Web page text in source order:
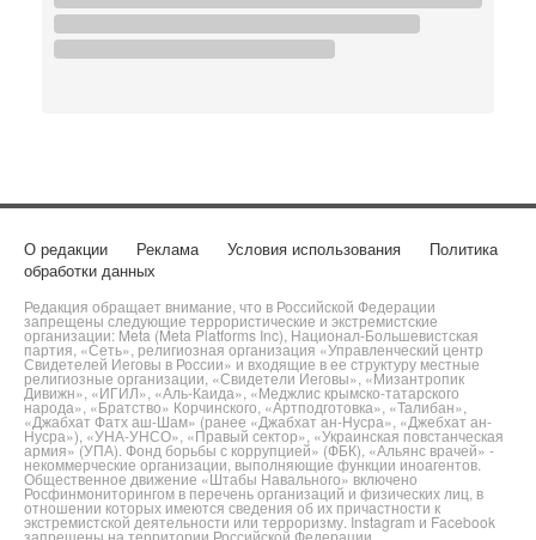
О редакции Реклама Условия использования
Политика
обработки данных
Редакция обращает внимание, что в Российской Федерации
запрещены следующие террористические и экстремистские
организации: Meta (Meta Platforms Inc), Национал-Большевистская
партия, «Сеть», религиозная организация «Управленческий центр
Свидетелей Иеговы в России» и входящие в ее структуру местные
религиозные организации, «Свидетели Иеговы», «Мизантропик
Дивижн», «ИГИЛ», «Аль-Каида», «Меджлис крымско-татарского
народа», «Братство» Корчинского, «Артподготовка», «Талибан»,
«Джабхат Фатх аш-Шам» (ранее «Джабхат ан-Нусра», «Джебхат ан-
Нусра»), «УНА-УНСО», «Правый сектор», «Украинская повстанческая
армия» (УПА). Фонд борьбы с коррупцией» (ФБК), «Альянс врачей» -
некоммерческие организации, выполняющие функции иноагентов.
Общественное движение «Штабы Навального» включено
Росфинмониторингом в перечень организаций и физических лиц, в
отношении которых имеются сведения об их причастности к
экстремистской деятельности или терроризму. Instagram и Facebook
запрещены на территории Российской Федерации.